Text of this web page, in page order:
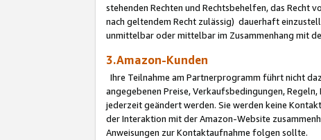
stehenden Rechten und Rechtsbehelfen, das Recht
nach geltendem Recht zulässig) dauerhaft
unmittelbar oder mittelbar im Zusammenhang mit
3.Amazon-Kunden
Ihre Teilnahme am Partnerprogramm führt nicht
angegebenen Preise, Verkaufsbedingungen,
jederzeit geändert werden. Sie werden keine
der Interaktion mit der Amazon-Website
Anweisungen zur Kontaktaufnahme folgen sollte.